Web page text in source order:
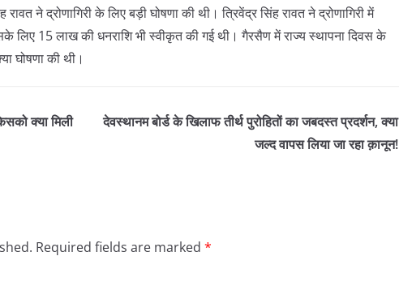
ने द्रोणागिरी के लिए बड़ी घोषणा की थी। त्रिवेंद्र सिंह रावत ने द्रोणागिरी में
लिए 15 लाख की धनराशि भी स्वीकृत की गई थी। गैरसैण में राज्य स्थापना दिवस के
घोषणा की थी।
क्या मिली
देवस्थानम बोर्ड के खिलाफ तीर्थ पुरोहितों का जबदस्त प्रदर्शन, क्या
जल्द वापस लिया जा रहा क़ानून!
Required fields are marked *